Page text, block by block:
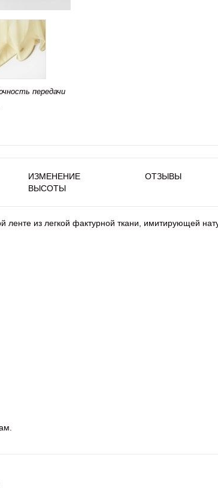
передачи
ИЗМЕНЕНИЕ
ВЫСОТЫ
ОТЗЫВЫ
из легкой фактурной ткани, имитирующей